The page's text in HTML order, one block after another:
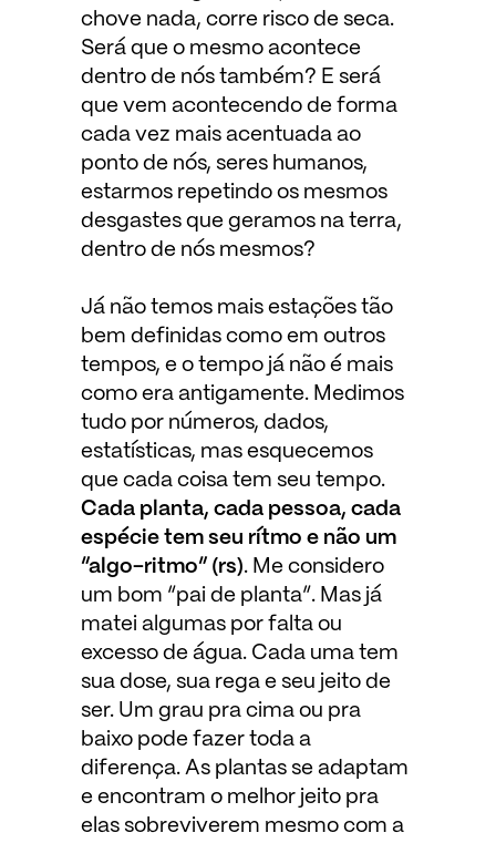
chove nada, corre risco de seca.
Será que o mesmo acontece
dentro de nós também? E será
que vem acontecendo de forma
cada vez mais acentuada ao
ponto de nós, seres humanos,
estarmos repetindo os mesmos
desgastes que geramos na terra,
dentro de nós mesmos?
Já não temos mais estações tão
bem definidas como em outros
tempos, e o tempo já não é mais
como era antigamente. Medimos
tudo por números, dados,
estatísticas, mas esquecemos
que cada coisa tem seu tempo.
Cada planta, cada pessoa, cada
espécie tem seu rítmo e não um
“algo-ritmo” (rs). Me considero
um bom “pai de planta”. Mas já
matei algumas por falta ou
excesso de água. Cada uma tem
sua dose, sua rega e seu jeito de
ser. Um grau pra cima ou pra
baixo pode fazer toda a
diferença. As plantas se adaptam
e encontram o melhor jeito pra
elas sobreviverem mesmo com a